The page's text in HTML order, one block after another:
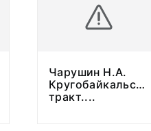
Чарушин Н.А.
Кругобайкальский
тракт....